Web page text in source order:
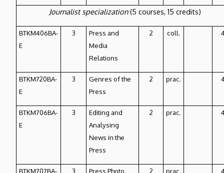
Journalist specialization(5 courses, 15 credits)
BTKM406BA-
E
3
Press and
Media
Relations
2 coll.
BTKM720BA-
E
3
Genres of the
Press
2 prac.
BTKM706BA-
E
3
Editing and
Analysing
News in the
Press
2 prac.
BTKM707BA-
3 Press Photo 2 prac.